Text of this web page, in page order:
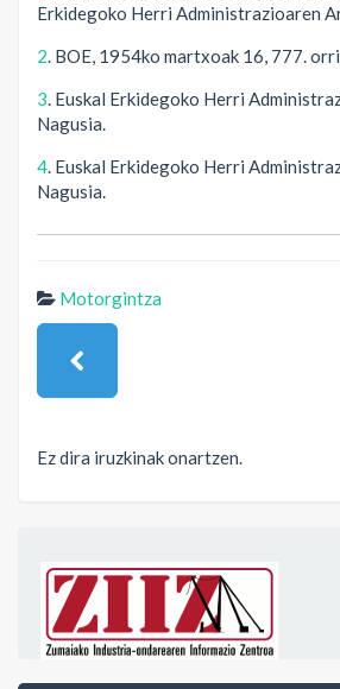
Erkidegoko Herri Administrazioaren
2 . BOE, 1954ko martxoak 16, 777.
3 . Euskal Erkidegoko Herri
Nagusia.
4 . Euskal Erkidegoko Herri
Nagusia.
Motorgintza
Ez dira iruzkinak onartzen.